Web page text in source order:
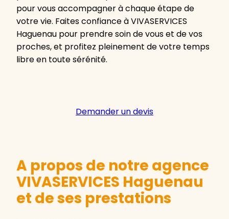
pour vous accompagner à chaque étape de
votre vie. Faites confiance à VIVASERVICES
Haguenau pour prendre soin de vous et de vos
proches, et profitez pleinement de votre temps
libre en toute sérénité.
Demander un devis
A propos de notre agence
VIVASERVICES Haguenau
et de ses prestations